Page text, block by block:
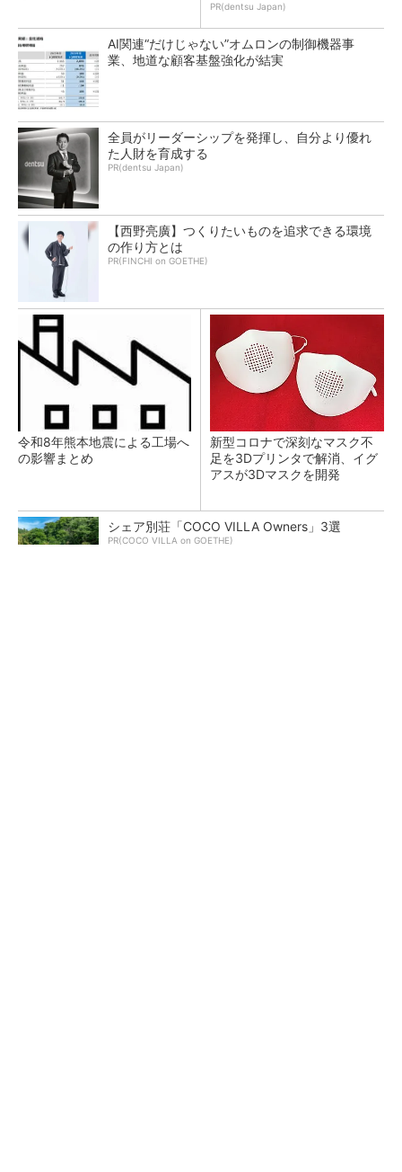
PR(dentsu Japan)
AI関連“だけじゃない”オムロンの制御機器事
業、地道な顧客基盤強化が結実
全員がリーダーシップを発揮し、自分より優れ
た人財を育成する
PR(dentsu Japan)
【西野亮廣】つくりたいものを追求できる環境
の作り方とは
PR(FINCHI on GOETHE)
令和8年熊本地震による工場へ
の影響まとめ
新型コロナで深刻なマスク不
足を3Dプリンタで解消、イグ
アスが3Dマスクを開発
シェア別荘「COCO VILLA Owners」3選
PR(COCO VILLA on GOETHE)